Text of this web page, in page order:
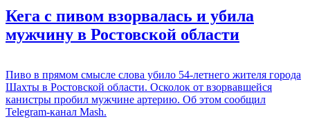
Кега с пивом взорвалась и убила
мужчину в Ростовской области
Пиво в прямом смысле слова убило 54-летнего жителя города
Шахты в Ростовской области. Осколок от взорвавшейся
канистры пробил мужчине артерию. Об этом сообщил
Telegram-канал Mash.